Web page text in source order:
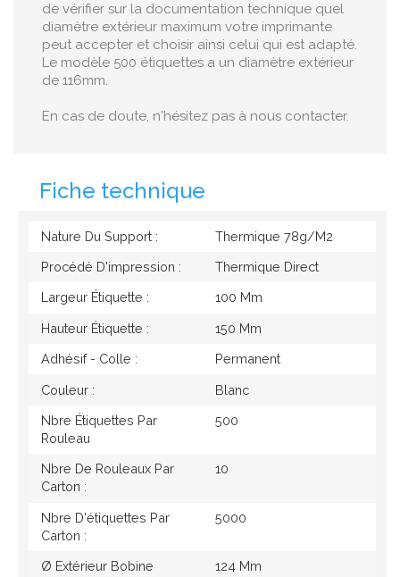
de vérifier sur la documentation technique quel
diamètre extérieur maximum votre imprimante
peut accepter et choisir ainsi celui qui est adapté.
Le modèle 500 étiquettes a un diamètre extérieur
de 116mm.
En cas de doute, n'hésitez pas à nous contacter.
Fiche technique
Nature Du Support : Thermique 78g/M2
Procédé D'impression : Thermique Direct
Largeur Étiquette : 100 Mm
Hauteur Étiquette : 150 Mm
Adhésif - Colle : Permanent
Couleur : Blanc
Nbre Étiquettes Par
Rouleau
500
Nbre De Rouleaux Par
Carton :
10
Nbre D'étiquettes Par
Carton :
5000
Ø Extérieur Bobine 124 Mm